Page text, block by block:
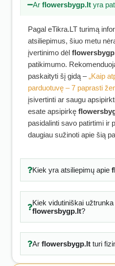
Arflowersbygp.lt yra
Pagal eTikra.LT turimą
atsiliepimus, šiuo metu
įvertinimo dėl
patikimumo.
paskaityti šį gidą –„Kaip
parduotuvę – 7 paprasti
įsivertinti ar saugu
esate apsipirkę
pasidalinti savo patirtimi ir
daugiau sužinoti apie šią
Kiek yra atsiliepimų apie
Kiek vidutiniškai
flowersbygp.lt?
Ar flowersbygp.ltturi